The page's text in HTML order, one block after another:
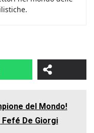
del Mondo!
De Giorgi